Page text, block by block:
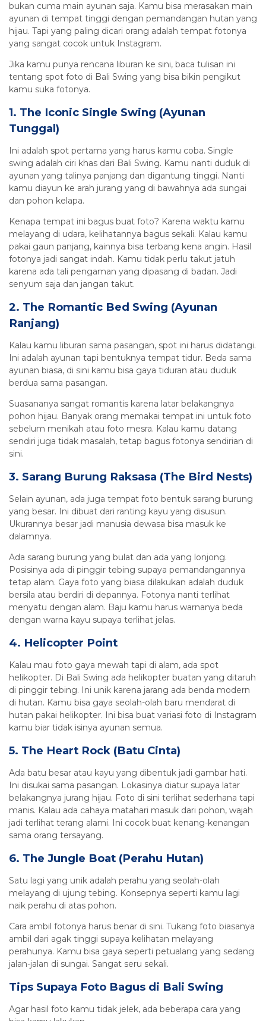
bukan cuma main ayunan saja. Kamu bisa merasakan main
ayunan di tempat tinggi dengan pemandangan hutan yang
hijau. Tapi yang paling dicari orang adalah tempat fotonya
yang sangat cocok untuk Instagram.
Jika kamu punya rencana liburan ke sini, baca tulisan ini
tentang spot foto di Bali Swing yang bisa bikin pengikut
kamu suka fotonya.
1. The Iconic Single Swing (Ayunan
Tunggal)
Ini adalah spot pertama yang harus kamu coba. Single
swing adalah ciri khas dari Bali Swing. Kamu nanti duduk di
ayunan yang talinya panjang dan digantung tinggi. Nanti
kamu diayun ke arah jurang yang di bawahnya ada sungai
dan pohon kelapa.
Kenapa tempat ini bagus buat foto? Karena waktu kamu
melayang di udara, kelihatannya bagus sekali. Kalau kamu
pakai gaun panjang, kainnya bisa terbang kena angin. Hasil
fotonya jadi sangat indah. Kamu tidak perlu takut jatuh
karena ada tali pengaman yang dipasang di badan. Jadi
senyum saja dan jangan takut.
2. The Romantic Bed Swing (Ayunan
Ranjang)
Kalau kamu liburan sama pasangan, spot ini harus didatangi.
Ini adalah ayunan tapi bentuknya tempat tidur. Beda sama
ayunan biasa, di sini kamu bisa gaya tiduran atau duduk
berdua sama pasangan.
Suasananya sangat romantis karena latar belakangnya
pohon hijau. Banyak orang memakai tempat ini untuk foto
sebelum menikah atau foto mesra. Kalau kamu datang
sendiri juga tidak masalah, tetap bagus fotonya sendirian di
sini.
3. Sarang Burung Raksasa (The Bird Nests)
Selain ayunan, ada juga tempat foto bentuk sarang burung
yang besar. Ini dibuat dari ranting kayu yang disusun.
Ukurannya besar jadi manusia dewasa bisa masuk ke
dalamnya.
Ada sarang burung yang bulat dan ada yang lonjong.
Posisinya ada di pinggir tebing supaya pemandangannya
tetap alam. Gaya foto yang biasa dilakukan adalah duduk
bersila atau berdiri di depannya. Fotonya nanti terlihat
menyatu dengan alam. Baju kamu harus warnanya beda
dengan warna kayu supaya terlihat jelas.
4. Helicopter Point
Kalau mau foto gaya mewah tapi di alam, ada spot
helikopter. Di Bali Swing ada helikopter buatan yang ditaruh
di pinggir tebing. Ini unik karena jarang ada benda modern
di hutan. Kamu bisa gaya seolah-olah baru mendarat di
hutan pakai helikopter. Ini bisa buat variasi foto di Instagram
kamu biar tidak isinya ayunan semua.
5. The Heart Rock (Batu Cinta)
Ada batu besar atau kayu yang dibentuk jadi gambar hati.
Ini disukai sama pasangan. Lokasinya diatur supaya latar
belakangnya jurang hijau. Foto di sini terlihat sederhana tapi
manis. Kalau ada cahaya matahari masuk dari pohon, wajah
jadi terlihat terang alami. Ini cocok buat kenang-kenangan
sama orang tersayang.
6. The Jungle Boat (Perahu Hutan)
Satu lagi yang unik adalah perahu yang seolah-olah
melayang di ujung tebing. Konsepnya seperti kamu lagi
naik perahu di atas pohon.
Cara ambil fotonya harus benar di sini. Tukang foto biasanya
ambil dari agak tinggi supaya kelihatan melayang
perahunya. Kamu bisa gaya seperti petualang yang sedang
jalan-jalan di sungai. Sangat seru sekali.
Tips Supaya Foto Bagus di Bali Swing
Agar hasil foto kamu tidak jelek, ada beberapa cara yang